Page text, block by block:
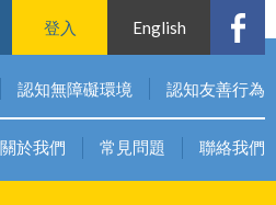
登入 English
認知無障礙環境 認知友善行為
關於我們 常見問題 聯絡我們